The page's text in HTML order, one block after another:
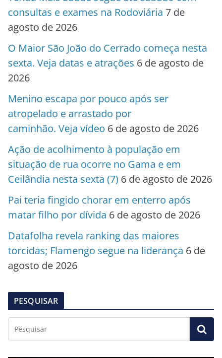
consultas e exames na Rodoviária 7 de
agosto de 2026
O Maior São João do Cerrado começa nesta
sexta. Veja datas e atrações 6 de agosto de
2026
Menino escapa por pouco após ser
atropelado e arrastado por
caminhão. Veja vídeo 6 de agosto de 2026
Ação de acolhimento à população em
situação de rua ocorre no Gama e em
Ceilândia nesta sexta (7) 6 de agosto de 2026
Pai teria fingido chorar em enterro após
matar filho por dívida 6 de agosto de 2026
Datafolha revela ranking das maiores
torcidas; Flamengo segue na liderança 6 de
agosto de 2026
PESQUISAR